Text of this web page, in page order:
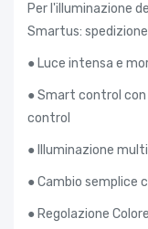
Per l'illuminazione
Smartus:
● Luce intensa e
● Smart control con
control
● Illuminazione
● Cambio semplice
● Regolazione